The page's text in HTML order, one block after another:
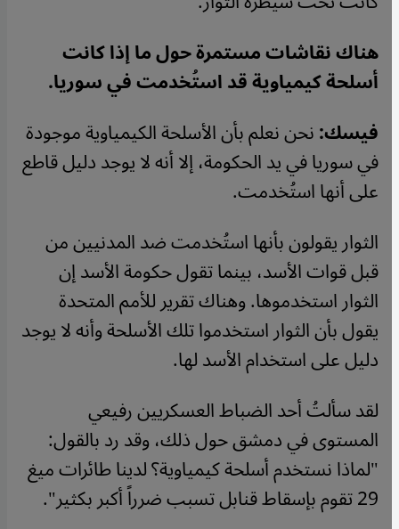
هناك نقاشات مستمرة حول ما إذا كانت
أسلحة كيمياوية قد استُخدمت في سوريا.
فيسك:نحن نعلم بأن الأسلحة الكيمياوية موجودة
في سوريا في يد الحكومة، إلا أنه لا يوجد دليل قاطع
على أنها استُخدمت.
الثوار يقولون بأنها استُخدمت ضد المدنيين من
قبل قوات الأسد، بينما تقول حكومة الأسد إن
الثوار استخدموها. وهناك تقرير للأمم المتحدة
يقول بأن الثوار استخدموا تلك الأسلحة وأنه لا يوجد
دليل على استخدام الأسد لها.
لقد سألتُ أحد الضباط العسكريين رفيعي
المستوى في دمشق حول ذلك، وقد رد بالقول:
"لماذا نستخدم أسلحة كيمياوية؟ لدينا طائرات ميغ
29 تقوم بإسقاط قنابل تسبب ضرراً أكبر بكثير".